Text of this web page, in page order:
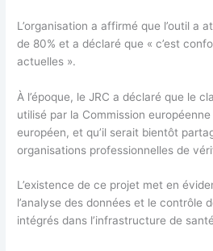
L’organisation a affirmé que l’outil a
de 80% et a déclaré que « c’est
actuelles ».
À l’époque, le JRC a déclaré que le
utilisé par la Commission
européen, et qu’il serait bientôt
organisations professionnelles de
L’existence de ce projet met en
l’analyse des données et le contrôle
intégrés dans l’infrastructure de